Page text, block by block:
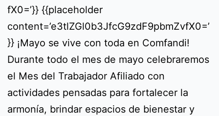
fX0=’}} {{placeholder
content=’e3tlZGl0b3JfcG9zdF9pbmZvfX0=’
}} ¡Mayo se vive con toda en Comfandi!
Durante todo el mes de mayo celebraremos
el Mes del Trabajador Afiliado con
actividades pensadas para fortalecer la
armonía, brindar espacios de bienestar y